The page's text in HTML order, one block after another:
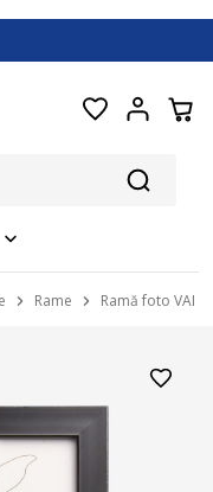
Rame Ramă foto